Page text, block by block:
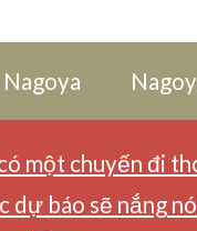
một chuyến đi
báo sẽ nắng